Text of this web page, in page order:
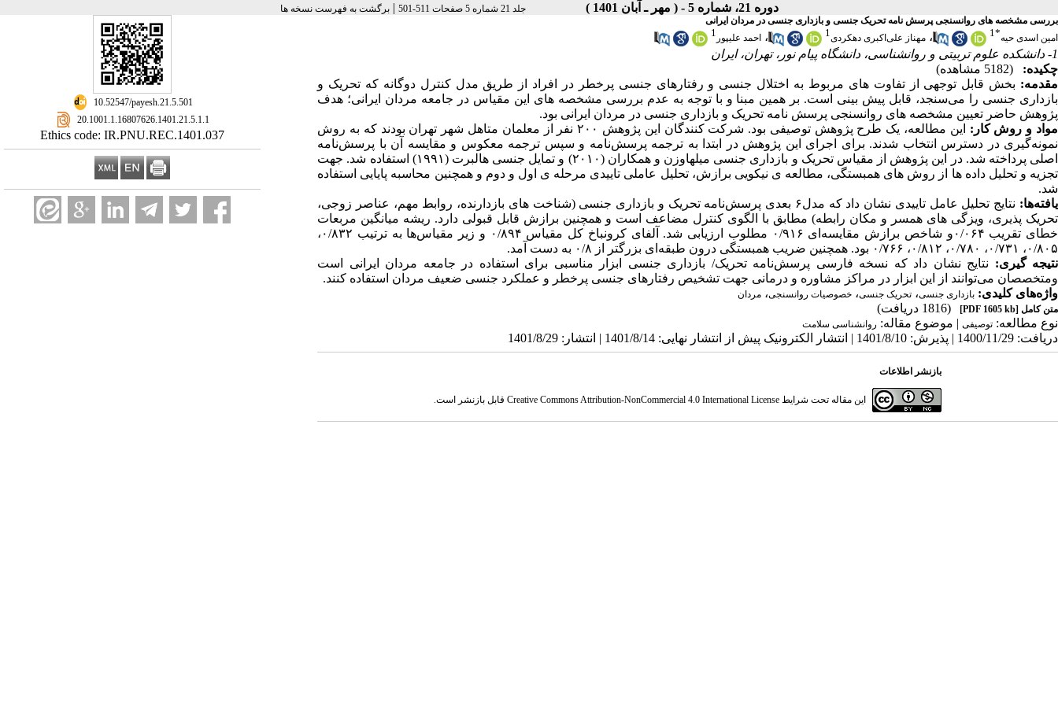
دوره 21، شماره 5 - ( مهر ـ آبان 1401 ) جلد 21 شماره 5 صفحات 511-501 |برگشت به فهرست نسخه ها
‎ 10.52547/payesh.21.5.501
‎ 20.1001.1.16807626.1401.21.5.1.1
Ethics code: IR.PNU.REC.1401.037
بررسی مشخصه های روانسنجی پرسش نامه تحریک جنسی و بازداری جنسی در مردان ایرانی
امین اسدی حیه*
1 ، مهناز علی‌اکبری دهکردی1 ، احمد علیپور 1
1- دانشکده علوم تربیتی و روانشناسی، دانشگاه پیام نور، تهران، ایران
چکیده:
(5182 مشاهده)
مقدمه: بخش قابل توجهی از تفاوت های مربوط به اختلال جنسی و رفتارهای جنسی پرخطر در افراد از طریق مدل کنترل دوگانه که تحریک و
بازداری جنسی را می‌سنجد، قابل پیش بینی است. بر همین مبنا و با توجه به عدم بررسی مشخصه های این مقیاس در جامعه مردان ایرانی؛ هدف
پژوهش حاضر تعیین مشخصه های روانسنجی پرسش نامه تحریک و بازداری جنسی در مردان ایرانی بود.
مواد و روش کار:
این مطالعه، یک طرح پژوهش توصیفی بود. شرکت کنندگان این پژوهش ۲۰۰ نفر از معلمان متاهل شهر تهران بودند که به روش
نمونه‌گیری در دسترس انتخاب شدند. برای اجرای این پژوهش در ابتدا به ترجمه پرسش‌نامه و سپس ترجمه معکوس و مقایسه آن با پرسش‌نامه
اصلی پرداخته شد. در این پژوهش از مقیاس تحریک و بازداری جنسی میلهاوزن و همکاران (۲۰۱۰) و تمایل جنسی هالبرت (۱۹۹۱) استفاده شد. جهت
تجزیه و تحلیل داده ها از روش های همبستگی، مطالعه ی نیکویی برازش، تحلیل عاملی تاییدی مرحله ی اول و دوم و همچنین محاسبه پایایی استفاده
شد.
یافته‌ها:
نتایج تحلیل عامل تاییدی نشان داد که مدل۶ بعدی پرسش‌نامه تحریک و بازداری جنسی (شناخت های بازدارنده، روابط مهم، عناصر زوجی،
تحریک پذیری، ویزگی های همسر و مکان رابطه) مطابق با الگوی کنترل مضاعف است و همچنین برازش قابل قبولی دارد. ریشه میانگین مربعات
خطای تقریب ۰/۰۶۴و شاخص برازش مقایسه‌ای ۰/۹۱۶ مطلوب ارزیابی شد. آلفای کرونباخ کل مقیاس ۰/۸۹۴ و زیر مقیاس‌ها به ترتیب ۰/۸۳۲،
۰/۸۰۵، ۰/۷۳۱، ۰/۷۸۰، ۰/۸۱۲، ۰/۷۶۶ بود. همچنین ضریب همبستگی درون طبقه‌ای بزرگتر از ۰/۸ به دست آمد.
نتیجه گیری: نتایج نشان داد که نسخه فارسی پرسش‌نامه تحریک/ بازداری جنسی ابزار مناسبی برای استفاده در جامعه مردان ایرانی است
ومتخصصان می‌توانند از این ابزار در مراکز مشاوره و درمانی جهت تشخیص رفتارهای جنسی پرخطر و عملکرد جنسی ضعیف مردان استفاده کنند.
واژه‌های کلیدی: بازداری جنسی، تحریک جنسی، خصوصیات روانسنجی، مردان
متن کامل [PDF 1605 kb]
(1816 دریافت)
نوع مطالعه: توصیفی | موضوع مقاله: روانشناسی سلامت
دریافت: 1400/11/29 | پذیرش: 1401/8/10 | انتشار الکترونیک پیش از انتشار نهایی: 1401/8/14 | انتشار: 1401/8/29
بازنشر اطلاعات
این مقاله تحت شرایط Creative Commons Attribution-NonCommercial 4.0 International Licenseقابل بازنشر است.